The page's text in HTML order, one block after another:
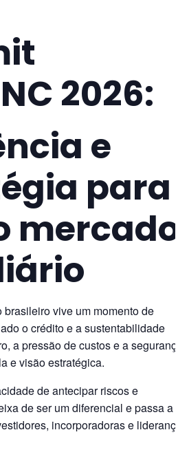
2026:
e
para
mercado
vive um momento de
o crédito e a sustentabilidade
a pressão de custos e a segurança
e visão estratégica.
de antecipar riscos e
de ser um diferencial e passa a
incorporadoras e lideranças